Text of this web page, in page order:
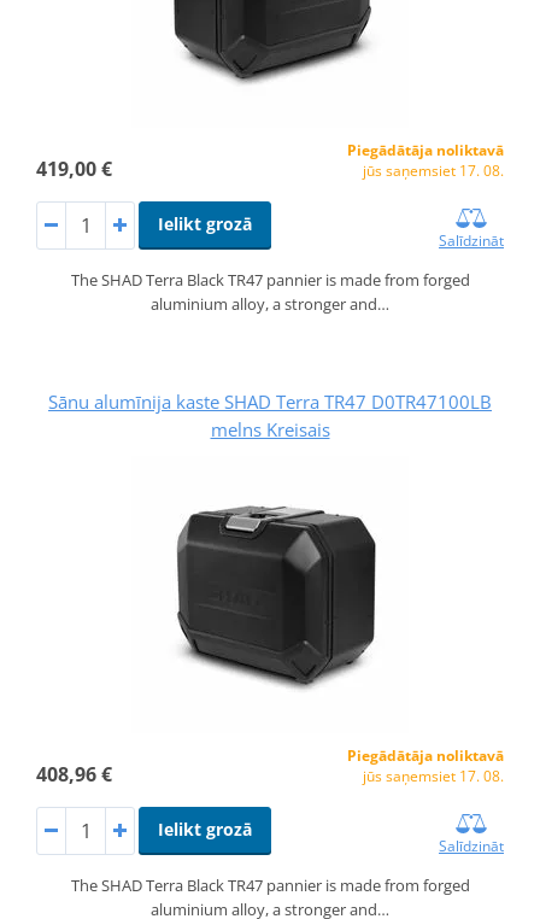
419,00 €
Piegādātāja noliktavā
jūs saņemsiet 17. 08.
Ielikt grozā
Salīdzināt
The SHAD Terra Black TR47 pannier is made from forged
aluminium alloy, a stronger and…
Sānu alumīnija kaste SHAD Terra TR47 D0TR47100LB
melns Kreisais
408,96 €
Piegādātāja noliktavā
jūs saņemsiet 17. 08.
Ielikt grozā
Salīdzināt
The SHAD Terra Black TR47 pannier is made from forged
aluminium alloy, a stronger and…